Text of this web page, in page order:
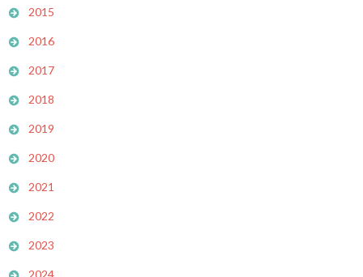
2015
2016
2017
2018
2019
2020
2021
2022
2023
2024